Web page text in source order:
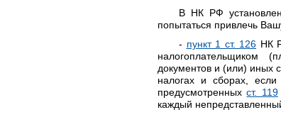
В НК РФ
попытаться привлечь
- пункт 1 ст. 126 НК
налогоплательщиком
документов и (или) иных
налогах и сборах, если
предусмотренныхст. 119
каждый